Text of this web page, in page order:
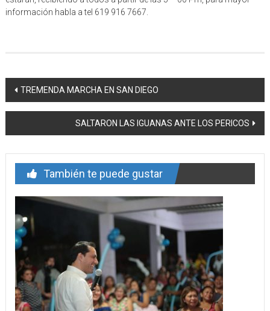
información habla a tel 619 916 7667.
Navegación
de
entrada
TREMENDA MARCHA EN SAN DIEGO
SALTARON LAS IGUANAS ANTE LOS PERICOS
También te puede gustar